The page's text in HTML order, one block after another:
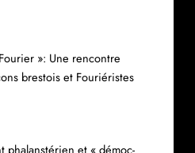
»: Une rencontre
brestois et Fouriéristes
phalanstérien et « démoc-